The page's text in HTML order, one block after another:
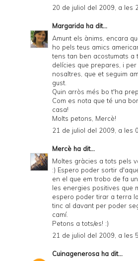
20 de juliol del 2009, a les
Margarida ha dit...
Amunt els ànims, encara
ho pels teus amics
tens tan ben acostumats a
delícies que prepares, i per
nosaltres, que et seguim
gust.
Quin arròs més bo t'ha
Com es nota que té una
casa!
Molts petons, Mercè!
21 de juliol del 2009, a les
Mercè ha dit...
Moltes gràcies a tots pels
:) Espero poder sortir
en el que em trobo de fa
les energies positives que
espero poder tirar a terra
tinc al davant per poder
camí.
Petons a tots/es! :)
21 de juliol del 2009, a les
Cuinagenerosa ha dit...